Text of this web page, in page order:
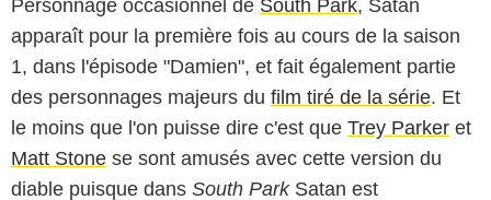
Personnage occasionnel de South Park, Satan
apparaît pour la première fois au cours de la saison
1, dans l'épisode "Damien", et fait également partie
des personnages majeurs du film tiré de la série. Et
le moins que l'on puisse dire c'est que Trey Parker et
Matt Stone se sont amusés avec cette version du
diable puisque dans South ParkSatan est